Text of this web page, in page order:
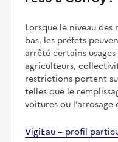
Lorsque le niveau
bas, les préfets
arrêté certains
agriculteurs,
restrictions portent
telles que le
voitures ou
VigiEau – profil